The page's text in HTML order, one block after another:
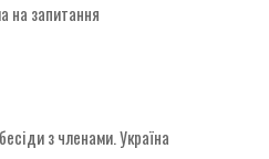
на запитання
з членами. Україна